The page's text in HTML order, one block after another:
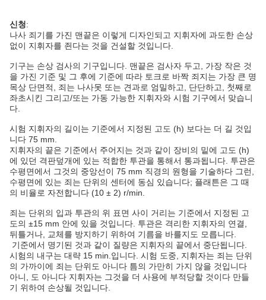
신청:
나사 죄기를 가진 맨끝은 이렇게 디자인되고 지휘자에 과도한 손상
없이 지휘자를 죈다는 것을 건설할 것입니다.
기구는 손상 검사의 기구입니다. 맨끝은 검사자 두고, 가장 작은 것
을 가진 기준 및 그 후에 기준에 따라 토크로 바짝 죄지는 가장 큰 명
목상 단면적, 죄는 나사못 또는 견과로 엄밀하고, 단단하고, 첫째로
좌초시킨 그리고/또는 가동 가능한 지휘자와 시험 기구에서 맞습니
다.
시험 지휘자의 길이는 기준에서 지정된 고도 (h) 보다는 더 길 것입
니다 75 mm.
지휘자의 끝은 기준에서 주어지는 것과 같이 장비의 밑에 고도 (h)
에 있던 격판덮개에 있는 적합한 투관을 통해서 통과됩니다. 투관은
수평면에서 그것의 중앙선이 75 mm 직경의 원형을 기술하다 그런,
수평면에 있는 죄는 단위의 센터에 동심 있습니다; 플래튼은 그 때
의 비율로 자전합니다 (10 ± 2) r/min.
죄는 단위의 입과 투관의 위 표면 사이 거리는 기준에서 지정된 고
도의 ±15 mm 안에 있을 것입니다. 투관은 격리한 지휘자의 연결,
뒤틀거나, 교체를 방지하기 위하여 기름을 바를지도 모릅니다.
기준에서 명기된 것과 같이 질량은 지휘자의 끝에서 중단됩니다.
시험의 내구는 대략 15 min.입니다. 시험 도중, 지휘자는 죄는 단위
의 가까이에 죄는 단위도 아니다 틈의 가만히 가지 않을 것입니다
아니, 도 아니다 지휘자는 그것을 더 사용에 부적당할 것이다 만들
기 위하여 손상될 것입니다.